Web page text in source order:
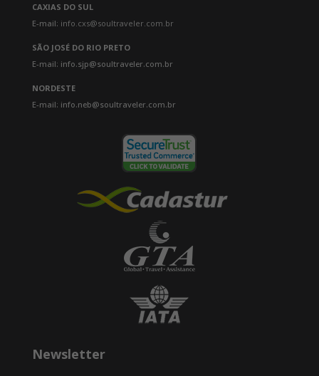
CAXIAS DO SUL
E-mail: info.cxs@soultraveler.com.br
SÃO JOSÉ DO RIO PRETO
E-mail: info.sjp@soultraveler.com.br
NORDESTE
E-mail: info.neb@soultraveler.com.br
Newsletter